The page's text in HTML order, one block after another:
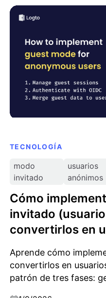
TECNOLOGÍA
modo
invitado
usuarios
anónimos
Cómo
invitado
convertirlos en
Aprende cómo
convertirlos en
patrón de tres fases:
Cómo implementar el
anónimos) y convertirlos